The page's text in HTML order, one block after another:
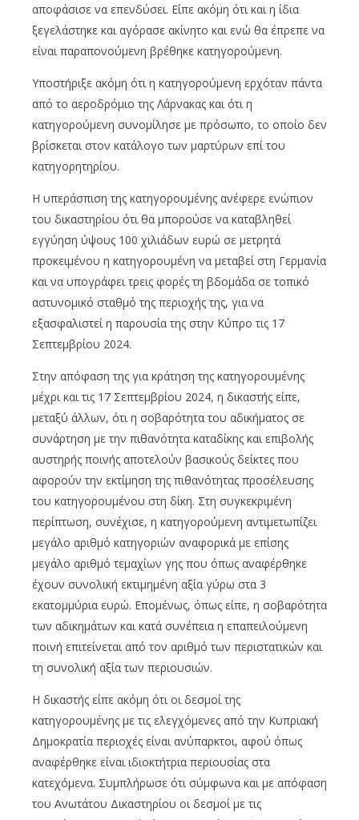
αποφάσισε να επενδύσει. Είπε ακόμη ότι και η ίδια
ξεγελάστηκε και αγόρασε ακίνητο και ενώ θα έπρεπε να
είναι παραπονούμενη βρέθηκε κατηγορούμενη.
Υποστήριξε ακόμη ότι η κατηγορούμενη ερχόταν πάντα
από το αεροδρόμιο της Λάρνακας και ότι η
κατηγορούμενη συνομίλησε με πρόσωπο, το οποίο δεν
βρίσκεται στον κατάλογο των μαρτύρων επί του
κατηγορητηρίου.
Η υπεράσπιση της κατηγορουμένης ανέφερε ενώπιον
του δικαστηρίου ότι θα μπορούσε να καταβληθεί
εγγύηση ύψους 100 χιλιάδων ευρώ σε μετρητά
προκειμένου η κατηγορουμένη να μεταβεί στη Γερμανία
και να υπογράφει τρεις φορές τη βδομάδα σε τοπικό
αστυνομικό σταθμό της περιοχής της, για να
εξασφαλιστεί η παρουσία της στην Κύπρο τις 17
Σεπτεμβρίου 2024.
Στην απόφαση της για κράτηση της κατηγορουμένης
μέχρι και τις 17 Σεπτεμβρίου 2024, η δικαστής είπε,
μεταξύ άλλων, ότι η σοβαρότητα του αδικήματος σε
συνάρτηση με την πιθανότητα καταδίκης και επιβολής
αυστηρής ποινής αποτελούν βασικούς δείκτες που
αφορούν την εκτίμηση της πιθανότητας προσέλευσης
του κατηγορουμένου στη δίκη. Στη συγκεκριμένη
περίπτωση, συνέχισε, η κατηγορούμενη αντιμετωπίζει
μεγάλο αριθμό κατηγοριών αναφορικά με επίσης
μεγάλο αριθμό τεμαχίων γης που όπως αναφέρθηκε
έχουν συνολική εκτιμημένη αξία γύρω στα 3
εκατομμύρια ευρώ. Επομένως, όπως είπε, η σοβαρότητα
των αδικημάτων και κατά συνέπεια η επαπειλούμενη
ποινή επιτείνεται από τον αριθμό των περιστατικών και
τη συνολική αξία των περιουσιών.
Η δικαστής είπε ακόμη ότι οι δεσμοί της
κατηγορουμένης με τις ελεγχόμενες από την Κυπριακή
Δημοκρατία περιοχές είναι ανύπαρκτοι, αφού όπως
αναφέρθηκε είναι ιδιοκτήτρια περιουσίας στα
κατεχόμενα. Συμπλήρωσε ότι σύμφωνα και με απόφαση
του Ανωτάτου Δικαστηρίου οι δεσμοί με τις